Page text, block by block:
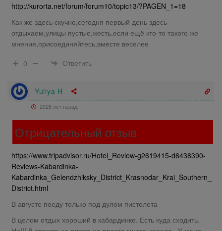
http://kurorta.net/forum/forum10/topic13/?PAGEN_1=18
Как же здесь скучно,сегодня первый день здесь
отдыхаем,улицы пустые,жесть,если ещё кто-то такого же
мнения,присоединяйтесь,вместе веселее
0
Ответить
Yuliya H
2026 лет назад
Отрицательный отзыв
https://www.tripadvisor.ru/Hotel_Review-g2619415-d6438390-
Reviews-Kabardinka-
Kabardinka_Gelendzhiksky_District_Krasnodar_Krai_Southern_
District.html
В августе поеду только под дулом пистолета
В целом отдых хороший в кабардинке. Есть куда сходить.